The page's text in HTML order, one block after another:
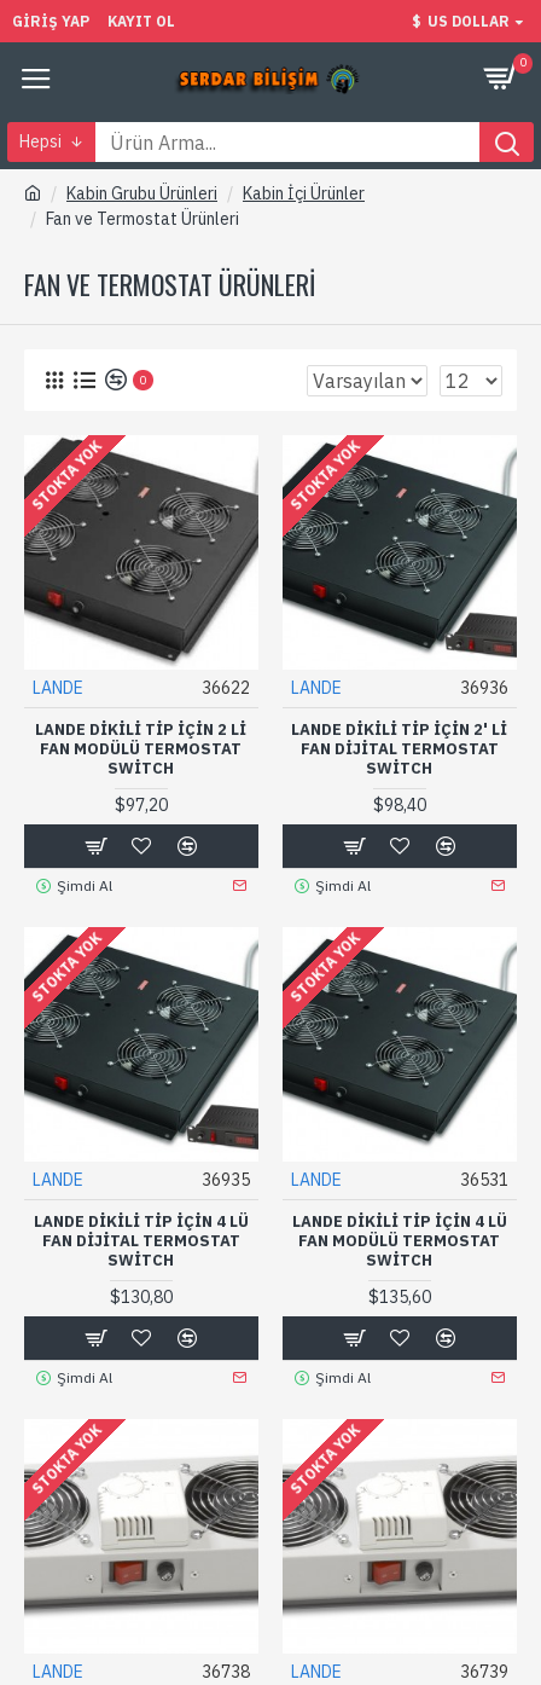
GIRIŞ YAP KAYIT OL $ US DOLLAR
0
Hepsi
Kabin Grubu Ürünleri
Kabin İçi Ürünler
Fan ve Termostat Ürünleri
FAN VE TERMOSTAT ÜRÜNLERI
0
STOKTA YOK
LANDE 36622
LANDE DIKILI TIP IÇIN 2 LI
FAN MODÜLÜ TERMOSTAT
SWITCH
$97,20
Şimdi Al
STOKTA YOK
LANDE 36936
LANDE DIKILI TIP IÇIN 2' LI
FAN DIJITAL TERMOSTAT
SWITCH
$98,40
Şimdi Al
STOKTA YOK
LANDE 36935
LANDE DIKILI TIP IÇIN 4 LÜ
FAN DIJITAL TERMOSTAT
SWITCH
$130,80
Şimdi Al
STOKTA YOK
LANDE 36531
LANDE DIKILI TIP IÇIN 4 LÜ
FAN MODÜLÜ TERMOSTAT
SWITCH
$135,60
Şimdi Al
STOKTA YOK
LANDE 36738
STOKTA YOK
LANDE 36739